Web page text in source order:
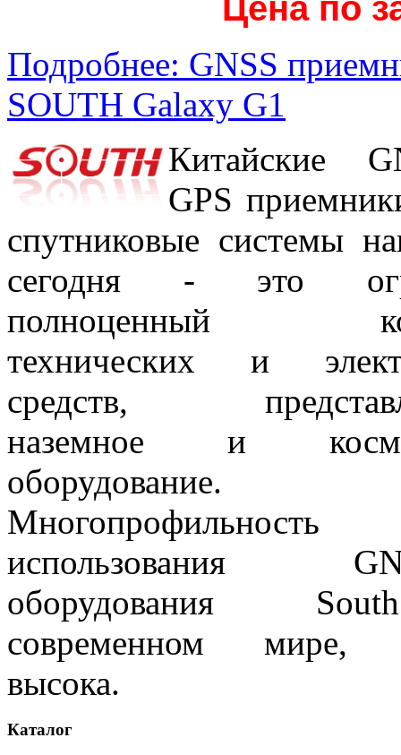
Подробнее: GNSS
SOUTH Galaxy G1
Китайские
GPS
спутниковые системы
сегодня - это
полноценный
технических и
средств,
наземное и
оборудование.
Многопрофильность
использования
оборудования
современном мире,
высока.
Каталог